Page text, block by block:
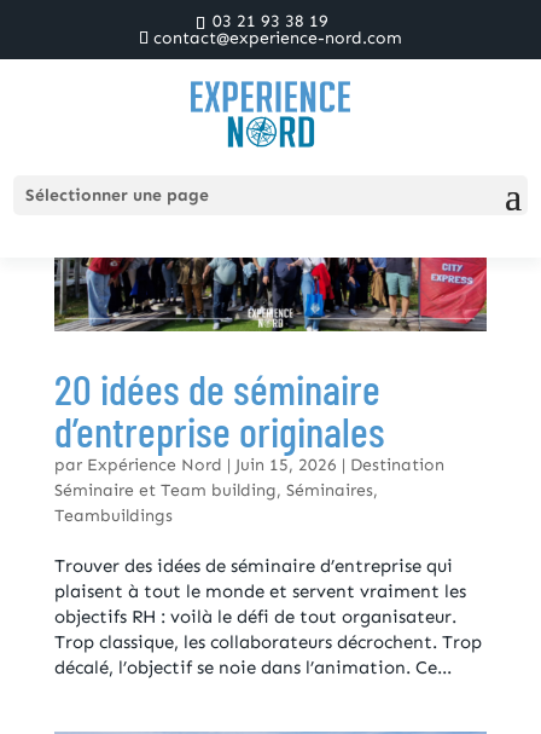
03 21 93 38 19
contact@experience-nord.com
Sélectionner une page
20 idées de séminaire
d’entreprise originales
par Expérience Nord | Juin 15, 2026 | Destination
Séminaire et Team building, Séminaires,
Teambuildings
Trouver des idées de séminaire d’entreprise qui
plaisent à tout le monde et servent vraiment les
objectifs RH : voilà le défi de tout organisateur.
Trop classique, les collaborateurs décrochent. Trop
décalé, l’objectif se noie dans l’animation. Ce...